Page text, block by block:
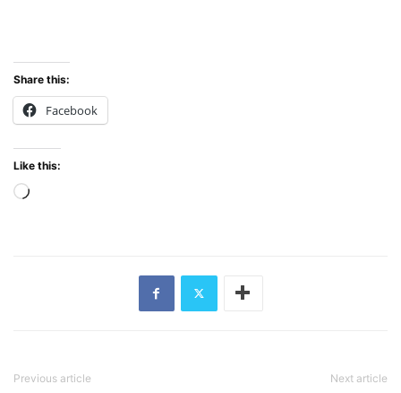
Share this:
Facebook
Like this:
Previous article Next article